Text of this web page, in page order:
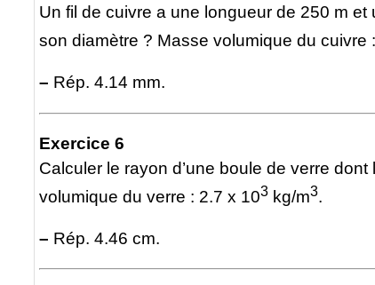
Un fil de cuivre a une longueur de 250 m
son diamètre ? Masse volumique du cuivre
– Rép. 4.14 mm.
Exercice 6
Calculer le rayon d’une boule de verre
volumique du verre : 2.7 x 103 kg/m3.
– Rép. 4.46 cm.